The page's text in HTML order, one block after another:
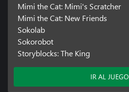
Mimi the Cat: Mimi's Scratcher
Mimi the Cat: New Friends
Sokolab
Sokorobot
Storyblocks: The King
IR AL JUEGO